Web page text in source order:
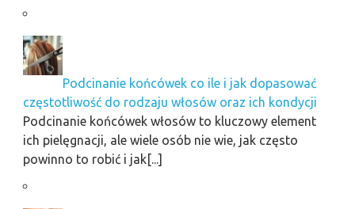
Podcinanie końcówek co ile i jak dopasować
częstotliwość do rodzaju włosów oraz ich kondycji
Podcinanie końcówek włosów to kluczowy element
ich pielęgnacji, ale wiele osób nie wie, jak często
powinno to robić i jak[...]